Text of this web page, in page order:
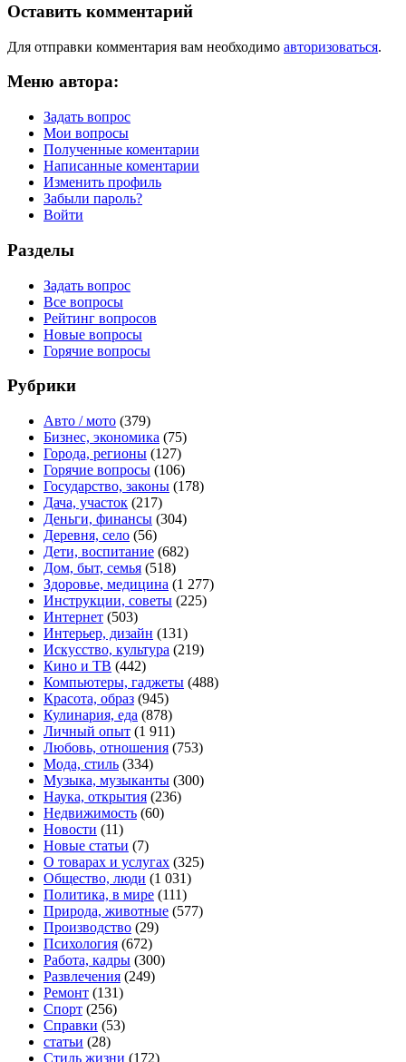
Оставить комментарий
Для отправки комментария вам необходимо авторизоваться.
Меню автора:
Задать вопрос
Мои вопросы
Полученные коментарии
Написанные коментарии
Изменить профиль
Забыли пароль?
Войти
Разделы
Задать вопрос
Все вопросы
Рейтинг вопросов
Новые вопросы
Горячие вопросы
Рубрики
Авто / мото (379)
Бизнес, экономика (75)
Города, регионы (127)
Горячие вопросы (106)
Государство, законы (178)
Дача, участок (217)
Деньги, финансы (304)
Деревня, село (56)
Дети, воспитание (682)
Дом, быт, семья (518)
Здоровье, медицина (1 277)
Инструкции, советы (225)
Интернет (503)
Интерьер, дизайн (131)
Искусство, культура (219)
Кино и ТВ (442)
Компьютеры, гаджеты (488)
Красота, образ (945)
Кулинария, еда (878)
Личный опыт (1 911)
Любовь, отношения (753)
Мода, стиль (334)
Музыка, музыканты (300)
Наука, открытия (236)
Недвижимость (60)
Новости (11)
Новые статьи (7)
О товарах и услугах (325)
Общество, люди (1 031)
Политика, в мире (111)
Природа, животные (577)
Производство (29)
Психология (672)
Работа, кадры (300)
Развлечения (249)
Ремонт (131)
Спорт (256)
Справки (53)
статьи (28)
Стиль жизни (172)